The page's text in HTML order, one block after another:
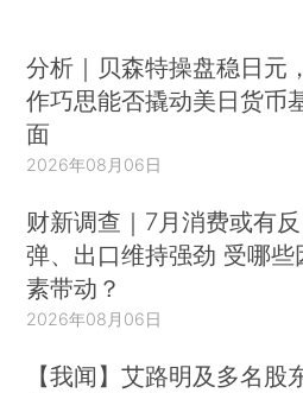
分析｜贝森特操盘稳日元
作巧思能否撬动美日货币
面
2026年08月06日
财新调查｜7月消费或有反
弹、出口维持强劲 受哪些
素带动？
2026年08月06日
【我闻】艾路明及多名股